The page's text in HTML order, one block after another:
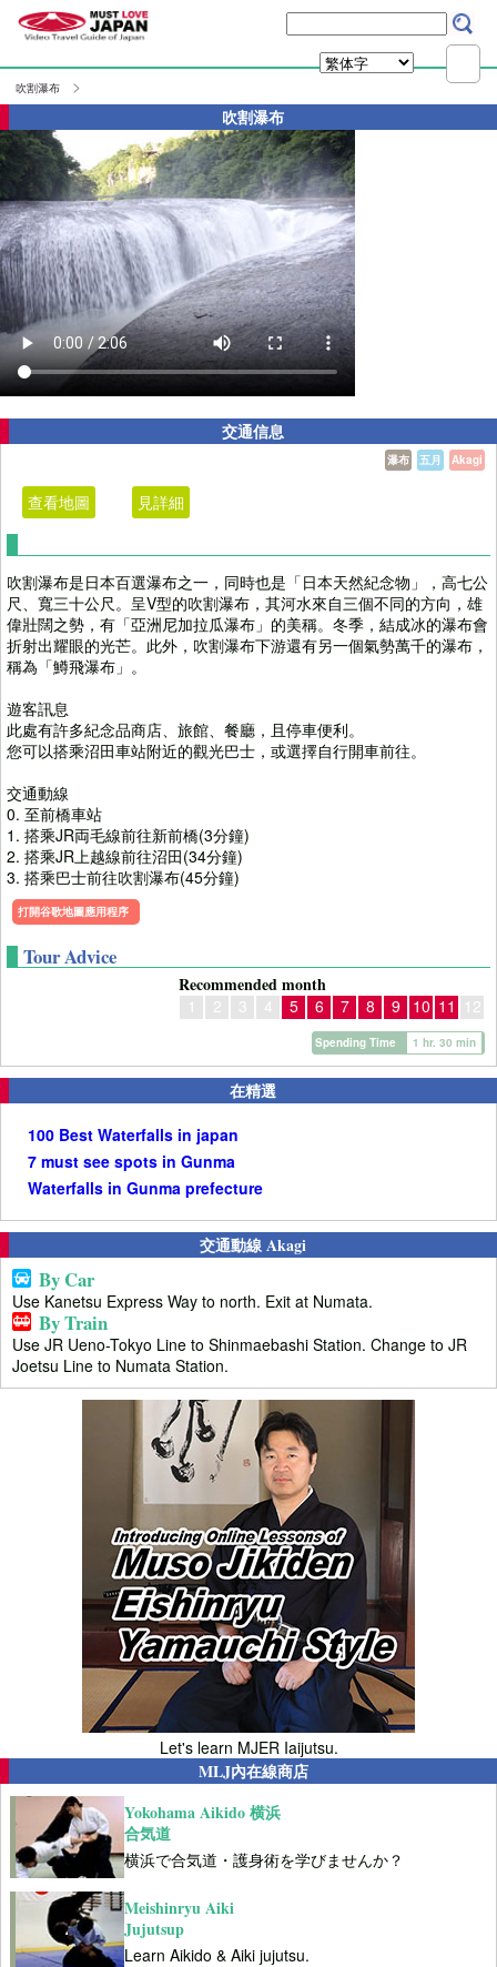
吹割瀑布
吹割瀑布
交通信息
Akagi
五月
瀑布
查看地圖 見詳細
吹割瀑布是日本百選瀑布之一，同時也是「日本天然紀念物」，高七公
尺、寬三十公尺。呈V型的吹割瀑布，其河水來自三個不同的方向，雄
偉壯闊之勢，有「亞洲尼加拉瓜瀑布」的美稱。冬季，結成冰的瀑布會
折射出耀眼的光芒。此外，吹割瀑布下游還有另一個氣勢萬千的瀑布，
稱為「鱒飛瀑布」。
遊客訊息
此處有許多紀念品商店、旅館、餐廳，且停車便利。
您可以搭乘沼田車站附近的觀光巴士，或選擇自行開車前往。
交通動線
0. 至前橋車站
1. 搭乘JR両毛線前往新前橋(3分鐘)
2. 搭乘JR上越線前往沼田(34分鐘)
3. 搭乘巴士前往吹割瀑布(45分鐘)
打開谷歌地圖應用程序
Tour Advice
Recommended month
1 2 3 4 5 6 7 8 9 10 11 12
Spending Time 1 hr. 30 min
在精選
100 Best Waterfalls in japan
7 must see spots in Gunma
Waterfalls in Gunma prefecture
交通動線 Akagi
By Car
Use Kanetsu Express Way to north. Exit at Numata.
By Train
Use JR Ueno-Tokyo Line to Shinmaebashi Station. Change to JR
Joetsu Line to Numata Station.
Let's learn MJER Iaijutsu.
MLJ內在線商店
Yokohama Aikido 横浜
合気道
横浜で合気道・護身術を学びませんか？
Meishinryu Aiki
Jujutsup
Learn Aikido & Aiki jujutsu.